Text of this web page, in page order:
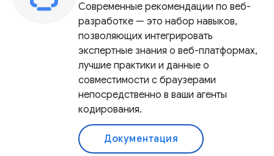
Современные рекомендации по веб-
разработке — это набор навыков,
позволяющих интегрировать
экспертные знания о веб-платформах,
лучшие практики и данные о
совместимости с браузерами
непосредственно в ваши агенты
кодирования.
Документация